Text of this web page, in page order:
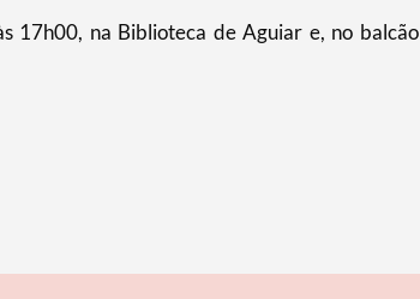
17h00, na Biblioteca de Aguiar e, no balcão